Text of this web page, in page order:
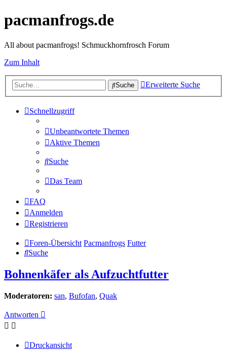
pacmanfrogs.de
All about pacmanfrogs! Schmuckhornfrosch Forum
Zum Inhalt
Suche Erweiterte Suche
Schnellzugriff
Unbeantwortete Themen
Aktive Themen
Suche
Das Team
FAQ
Anmelden
Registrieren
Foren-Übersicht Pacmanfrogs Futter
Suche
Bohnenkäfer als Aufzuchtfutter
Moderatoren: san, Bufofan, Quak
Antworten
Druckansicht